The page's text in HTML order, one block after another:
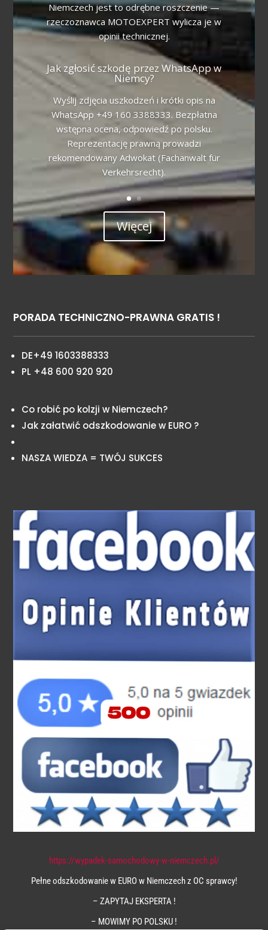
Niemczech jest to odrębne roszczenie —
rzeczoznawca MOTOEXPERT wylicza je w
opinii technicznej.
Jak zgłosić szkodę przez WhatsApp w
Niemcy?
Wyślij zdjęcia uszkodzeń i krótki opis na
WhatsApp +49 160 3388333. Bezpłatna
wstępna ocena, odpowiedź po polsku.
Reprezentację prawną prowadzi
rekomendowany Adwokat (Fachanwalt für
Verkehrsrecht).
Więcej
PORADA TECHNICZNO-PRAWNA GRATIS !
DE+49 1603388333
PL +48 600 920 920
Co robić po kolzji w Niemczech?
Jak załatwić odszkodowanie w EURO ?
NASZA WIEDZA = TWÓJ SUKCES
https://wypadek-samochodowy-w-niemczech.pl/
Pełne odszkodowanie w EURO w Niemczech z OC sprawcy!
– ZAPYTAJ EKSPERTA !
– MOWIMY PO POLSKU !